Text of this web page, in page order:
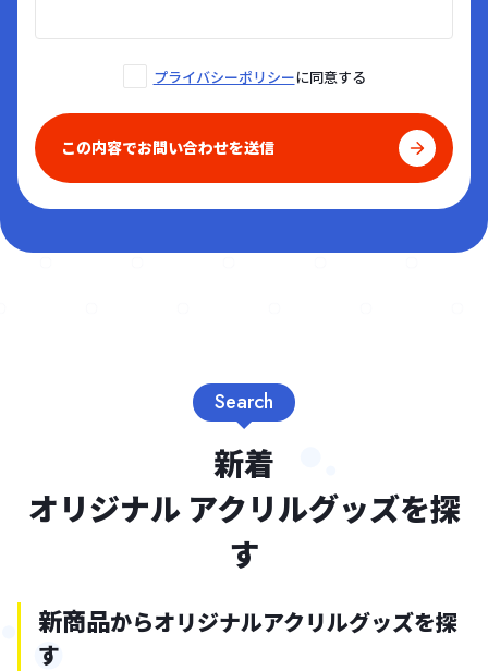
プライバシーポリシーに同意する
この内容でお問い合わせを送信
Search
新着
オリジナル アクリルグッズを探
す
新商品からオリジナルアクリルグッズを探
す